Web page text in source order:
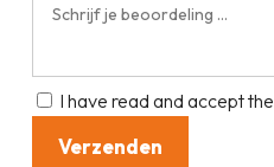
I have read and accept the